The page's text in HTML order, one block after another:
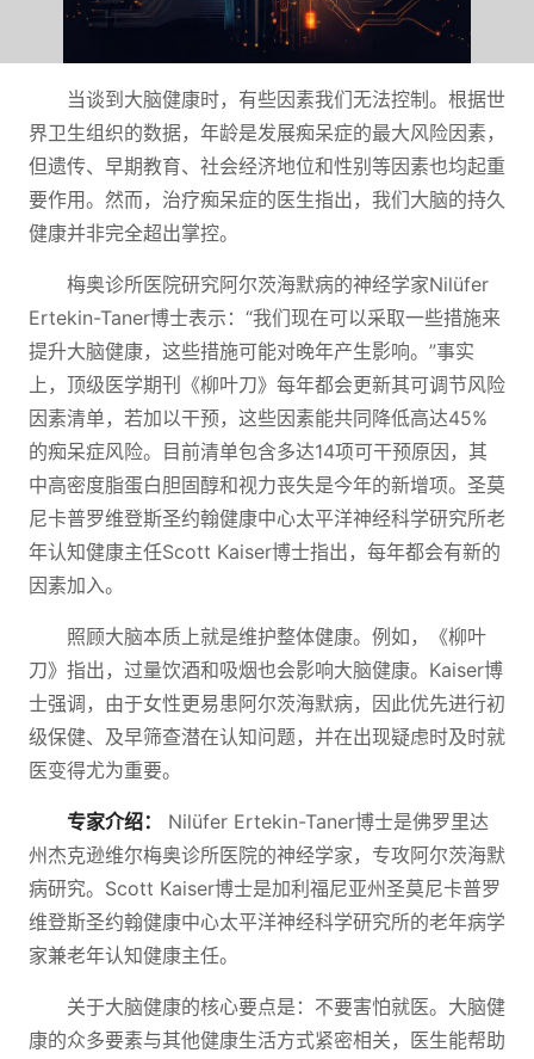
当谈到大脑健康时，有些因素我们无法控制。根据世
界卫生组织的数据，年龄是发展痴呆症的最大风险因素，
但遗传、早期教育、社会经济地位和性别等因素也均起重
要作用。然而，治疗痴呆症的医生指出，我们大脑的持久
健康并非完全超出掌控。
梅奥诊所医院研究阿尔茨海默病的神经学家Nilüfer
Ertekin-Taner博士表示：“我们现在可以采取一些措施来
提升大脑健康，这些措施可能对晚年产生影响。”事实
上，顶级医学期刊《柳叶刀》每年都会更新其可调节风险
因素清单，若加以干预，这些因素能共同降低高达45%
的痴呆症风险。目前清单包含多达14项可干预原因，其
中高密度脂蛋白胆固醇和视力丧失是今年的新增项。圣莫
尼卡普罗维登斯圣约翰健康中心太平洋神经科学研究所老
年认知健康主任Scott Kaiser博士指出，每年都会有新的
因素加入。
照顾大脑本质上就是维护整体健康。例如，《柳叶
刀》指出，过量饮酒和吸烟也会影响大脑健康。Kaiser博
士强调，由于女性更易患阿尔茨海默病，因此优先进行初
级保健、及早筛查潜在认知问题，并在出现疑虑时及时就
医变得尤为重要。
专家介绍：
Nilüfer Ertekin-Taner博士是佛罗里达
州杰克逊维尔梅奥诊所医院的神经学家，专攻阿尔茨海默
病研究。Scott Kaiser博士是加利福尼亚州圣莫尼卡普罗
维登斯圣约翰健康中心太平洋神经科学研究所的老年病学
家兼老年认知健康主任。
关于大脑健康的核心要点是：不要害怕就医。大脑健
康的众多要素与其他健康生活方式紧密相关，医生能帮助